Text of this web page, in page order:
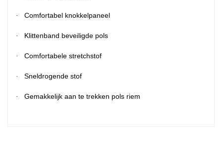
· Comfortabel knokkelpaneel
· Klittenband beveiligde pols
· Comfortabele stretchstof
· Sneldrogende stof
· Gemakkelijk aan te trekken pols riem